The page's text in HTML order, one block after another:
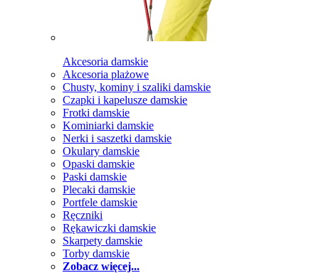
Akcesoria damskie
Akcesoria plażowe
Chusty, kominy i szaliki damskie
Czapki i kapelusze damskie
Frotki damskie
Kominiarki damskie
Nerki i saszetki damskie
Okulary damskie
Opaski damskie
Paski damskie
Plecaki damskie
Portfele damskie
Ręczniki
Rękawiczki damskie
Skarpety damskie
Torby damskie
Zobacz więcej...